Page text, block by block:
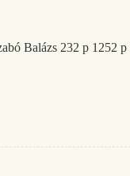
Balázs 232 p 1252 p